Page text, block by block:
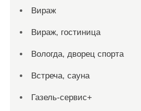
Вираж
Вираж, гостиница
Вологда, дворец спорта
Встреча, сауна
Газель-сервис+